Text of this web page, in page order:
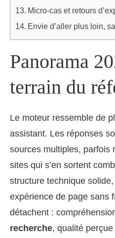
Micro‑cas et retours
Envie d’aller plus loin,
Panorama
terrain du
Le moteur ressemble de
assistant. Les réponses
sources multiples, parfois
sites qui s’en sortent
structure technique
expérience de page sans
détachent :
recherche, qualité perçue